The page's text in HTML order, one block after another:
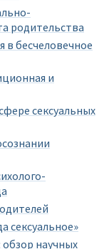
родительства
в бесчеловечное
и
сексуальных
сексуальное»
научных